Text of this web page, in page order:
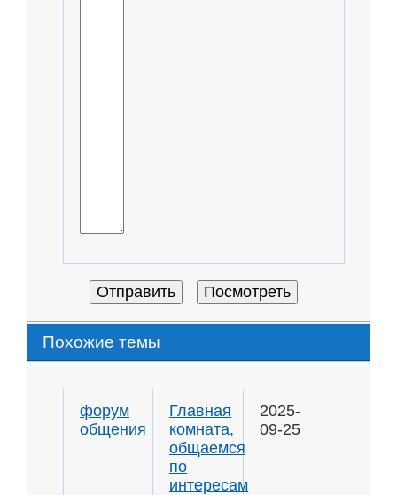
Похожие темы
форум
общения
Главная
комната,
общаемся
по
интересам
2025-
09-25